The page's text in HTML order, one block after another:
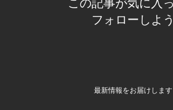
この記事が気に入
フォローしよう
最新情報をお届けします